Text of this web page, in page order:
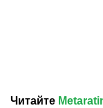
Читайте